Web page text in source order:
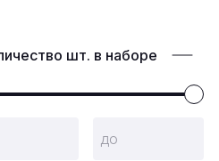
шт. в наборе